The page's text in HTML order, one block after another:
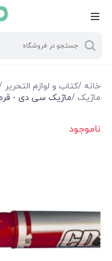
خانه /کتاب و لوازم التحریر
ماژیک /ماژیک سی دی -
ناموجود